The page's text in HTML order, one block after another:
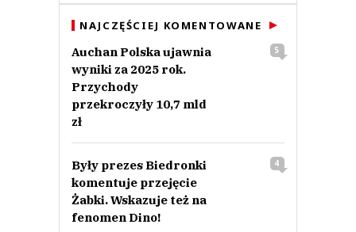
NAJCZĘŚCIEJ KOMENTOWANE
Auchan Polska ujawnia
wyniki za 2025 rok.
Przychody
przekroczyły 10,7 mld
zł
5
Były prezes Biedronki
komentuje przejęcie
Żabki. Wskazuje też na
fenomen Dino!
4